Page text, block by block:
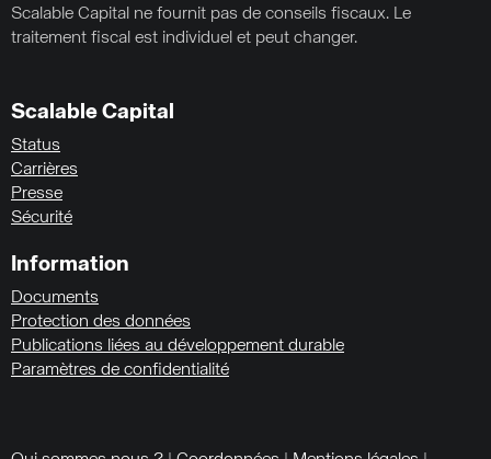
Scalable Capital ne fournit pas de conseils fiscaux. Le
traitement fiscal est individuel et peut changer.
Scalable Capital
Status
Carrières
Presse
Sécurité
Information
Documents
Protection des données
Publications liées au développement durable
Paramètres de confidentialité